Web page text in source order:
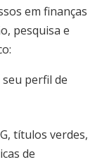
em finanças
pesquisa e
perfil de
títulos verdes,
de